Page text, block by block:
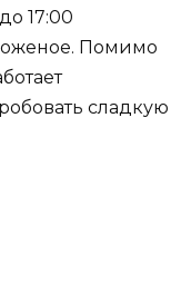
17:00
Помимо
сладкую